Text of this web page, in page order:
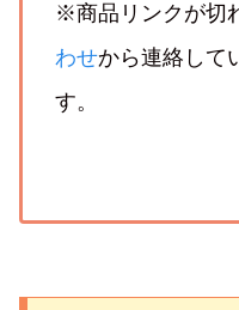
※商品リンクが切
わせから連絡して
す。